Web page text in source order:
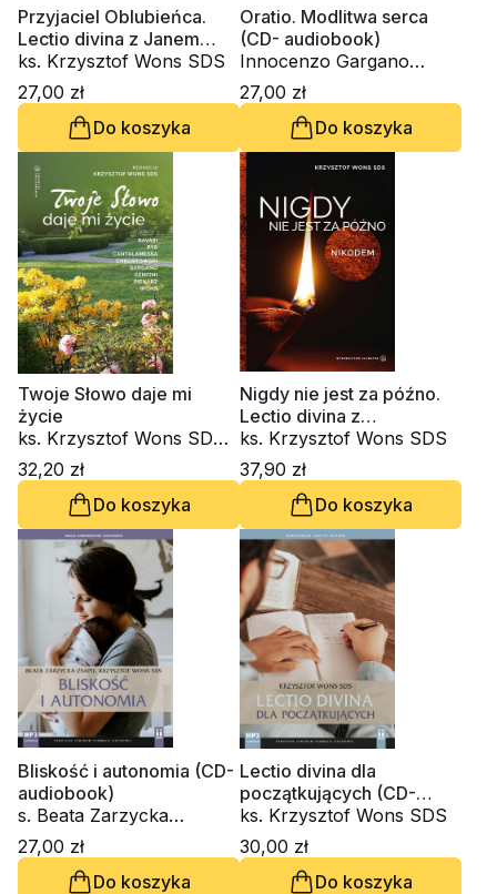
Przyjaciel Oblubieńca.
Lectio divina z Janem
Chrzcicielem (CD-
audiobook)
ks. Krzysztof Wons SDS
27,00 zł
Do koszyka
Oratio. Modlitwa serca
(CD- audiobook)
Innocenzo Gargano
OSBCam., ks. Krzysztof
Wons SDS
27,00 zł
Do koszyka
Twoje Słowo daje mi
życie
ks. Krzysztof Wons SDS,
kard. Gianfranco Ravasi,
kardynał Grzegorz Ryś, o.
Raniero Cantalamessa
OFM Cap., ks. Waldemar
Chrostowski, Innocenzo
Gargano OSBCam.,
Amedeo Cencini FdCC,
Danuta Piekarz
32,20 zł
Do koszyka
Nigdy nie jest za późno.
Lectio divina z
Nikodemem
ks. Krzysztof Wons SDS
37,90 zł
Do koszyka
Bliskość i autonomia (CD-
audiobook)
s. Beata Zarzycka
ZSAPU, ks. Krzysztof
Wons SDS
27,00 zł
Do koszyka
Lectio divina dla
początkujących (CD-
audiobook)
ks. Krzysztof Wons SDS
30,00 zł
Do koszyka